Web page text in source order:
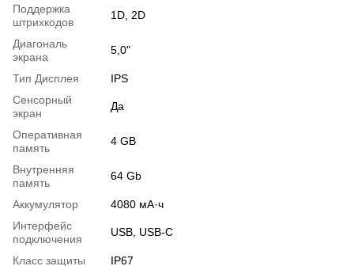
Поддержка
штрихкодов
1D, 2D
Диагональ
экрана
5,0"
Тип Дисплея
IPS
Сенсорный
экран
Да
Оперативная
память
4 GB
Внутренняя
память
64 Gb
Аккумулятор
4080 мА·ч
Интерфейс
подключения
USB, USB-C
Класс защиты
IP67